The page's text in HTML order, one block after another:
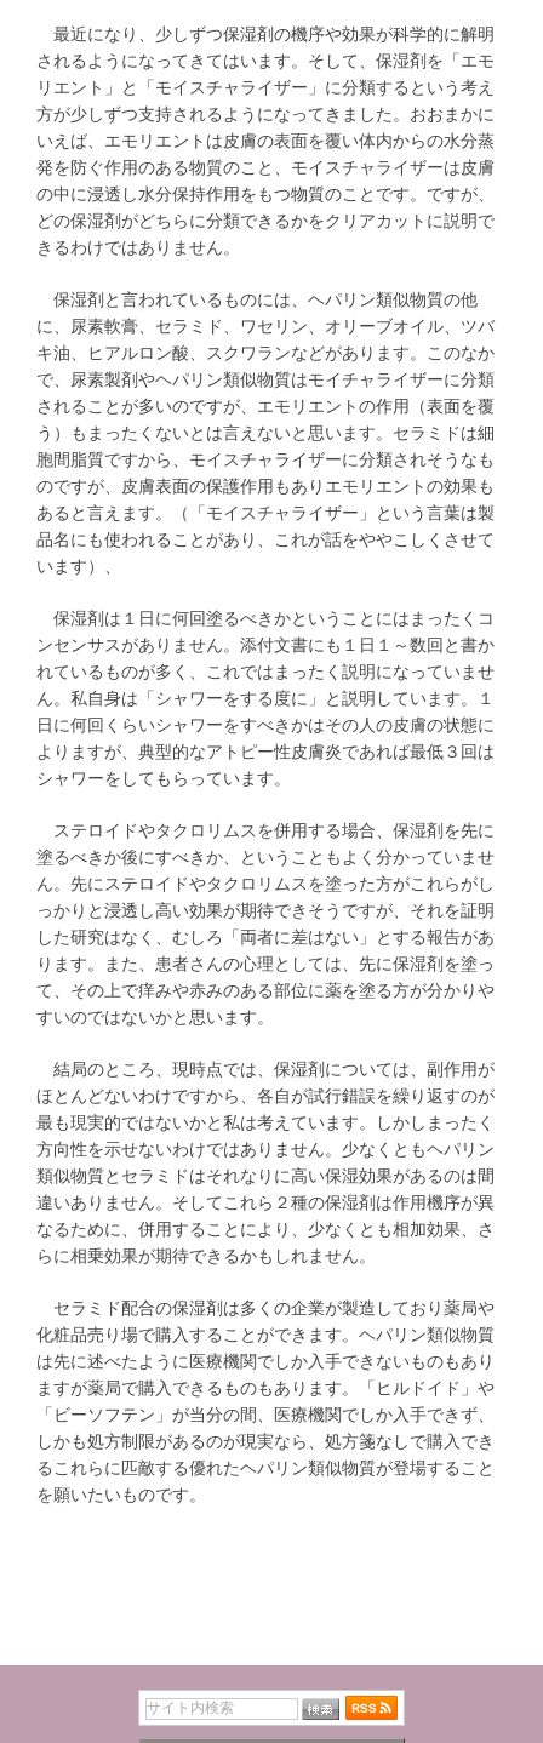
最近になり、少しずつ保湿剤の機序や効果が科学的に解明
されるようになってきてはいます。そして、保湿剤を「エモ
リエント」と「モイスチャライザー」に分類するという考え
方が少しずつ支持されるようになってきました。おおまかに
いえば、エモリエントは皮膚の表面を覆い体内からの水分蒸
発を防ぐ作用のある物質のこと、モイスチャライザーは皮膚
の中に浸透し水分保持作用をもつ物質のことです。ですが、
どの保湿剤がどちらに分類できるかをクリアカットに説明で
きるわけではありません。
保湿剤と言われているものには、ヘパリン類似物質の他
に、尿素軟膏、セラミド、ワセリン、オリーブオイル、ツバ
キ油、ヒアルロン酸、スクワランなどがあります。このなか
で、尿素製剤やヘパリン類似物質はモイチャライザーに分類
されることが多いのですが、エモリエントの作用（表面を覆
う）もまったくないとは言えないと思います。セラミドは細
胞間脂質ですから、モイスチャライザーに分類されそうなも
のですが、皮膚表面の保護作用もありエモリエントの効果も
あると言えます。（「モイスチャライザー」という言葉は製
品名にも使われることがあり、これが話をややこしくさせて
います）、
保湿剤は１日に何回塗るべきかということにはまったくコ
ンセンサスがありません。添付文書にも１日１～数回と書か
れているものが多く、これではまったく説明になっていませ
ん。私自身は「シャワーをする度に」と説明しています。１
日に何回くらいシャワーをすべきかはその人の皮膚の状態に
よりますが、典型的なアトピー性皮膚炎であれば最低３回は
シャワーをしてもらっています。
ステロイドやタクロリムスを併用する場合、保湿剤を先に
塗るべきか後にすべきか、ということもよく分かっていませ
ん。先にステロイドやタクロリムスを塗った方がこれらがし
っかりと浸透し高い効果が期待できそうですが、それを証明
した研究はなく、むしろ「両者に差はない」とする報告があ
ります。また、患者さんの心理としては、先に保湿剤を塗っ
て、その上で痒みや赤みのある部位に薬を塗る方が分かりや
すいのではないかと思います。
結局のところ、現時点では、保湿剤については、副作用が
ほとんどないわけですから、各自が試行錯誤を繰り返すのが
最も現実的ではないかと私は考えています。しかしまったく
方向性を示せないわけではありません。少なくともヘパリン
類似物質とセラミドはそれなりに高い保湿効果があるのは間
違いありません。そしてこれら２種の保湿剤は作用機序が異
なるために、併用することにより、少なくとも相加効果、さ
らに相乗効果が期待できるかもしれません。
セラミド配合の保湿剤は多くの企業が製造しており薬局や
化粧品売り場で購入することができます。ヘパリン類似物質
は先に述べたように医療機関でしか入手できないものもあり
ますが薬局で購入できるものもあります。「ヒルドイド」や
「ビーソフテン」が当分の間、医療機関でしか入手できず、
しかも処方制限があるのが現実なら、処方箋なしで購入でき
るこれらに匹敵する優れたヘパリン類似物質が登場すること
を願いたいものです。